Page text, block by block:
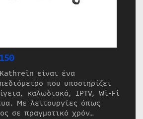
είναι ένα
που υποστηρίζει
καλωδιακά, IPTV, Wi-Fi
Με λειτουργίες όπως
σε πραγματικό χρόν…